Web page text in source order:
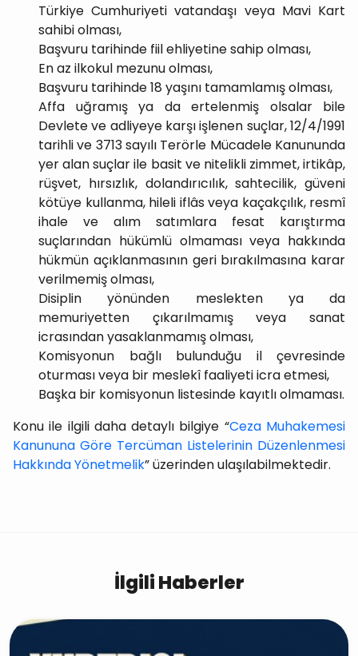
Türkiye Cumhuriyeti vatandaşı veya Mavi Kart
sahibi olması,
Başvuru tarihinde fiil ehliyetine sahip olması,
En az ilkokul mezunu olması,
Başvuru tarihinde 18 yaşını tamamlamış olması,
Affa uğramış ya da ertelenmiş olsalar bile
Devlete ve adliyeye karşı işlenen suçlar, 12/4/1991
tarihli ve 3713 sayılı Terörle Mücadele Kanununda
yer alan suçlar ile basit ve nitelikli zimmet, irtikâp,
rüşvet, hırsızlık, dolandırıcılık, sahtecilik, güveni
kötüye kullanma, hileli iflâs veya kaçakçılık, resmî
ihale ve alım satımlara fesat karıştırma
suçlarından hükümlü olmaması veya hakkında
hükmün açıklanmasının geri bırakılmasına karar
verilmemiş olması,
Disiplin yönünden meslekten ya da
memuriyetten çıkarılmamış veya sanat
icrasından yasaklanmamış olması,
Komisyonun bağlı bulunduğu il çevresinde
oturması veya bir meslekî faaliyeti icra etmesi,
Başka bir komisyonun listesinde kayıtlı olmaması.
Konu ile ilgili daha detaylı bilgiye “Ceza Muhakemesi
Kanununa Göre Tercüman Listelerinin Düzenlenmesi
Hakkında Yönetmelik” üzerinden ulaşılabilmektedir.
İlgili Haberler